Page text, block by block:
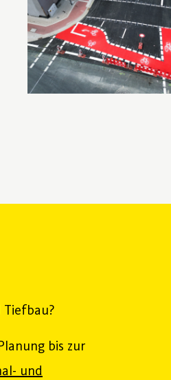
Tiefbau?
bis zur
und